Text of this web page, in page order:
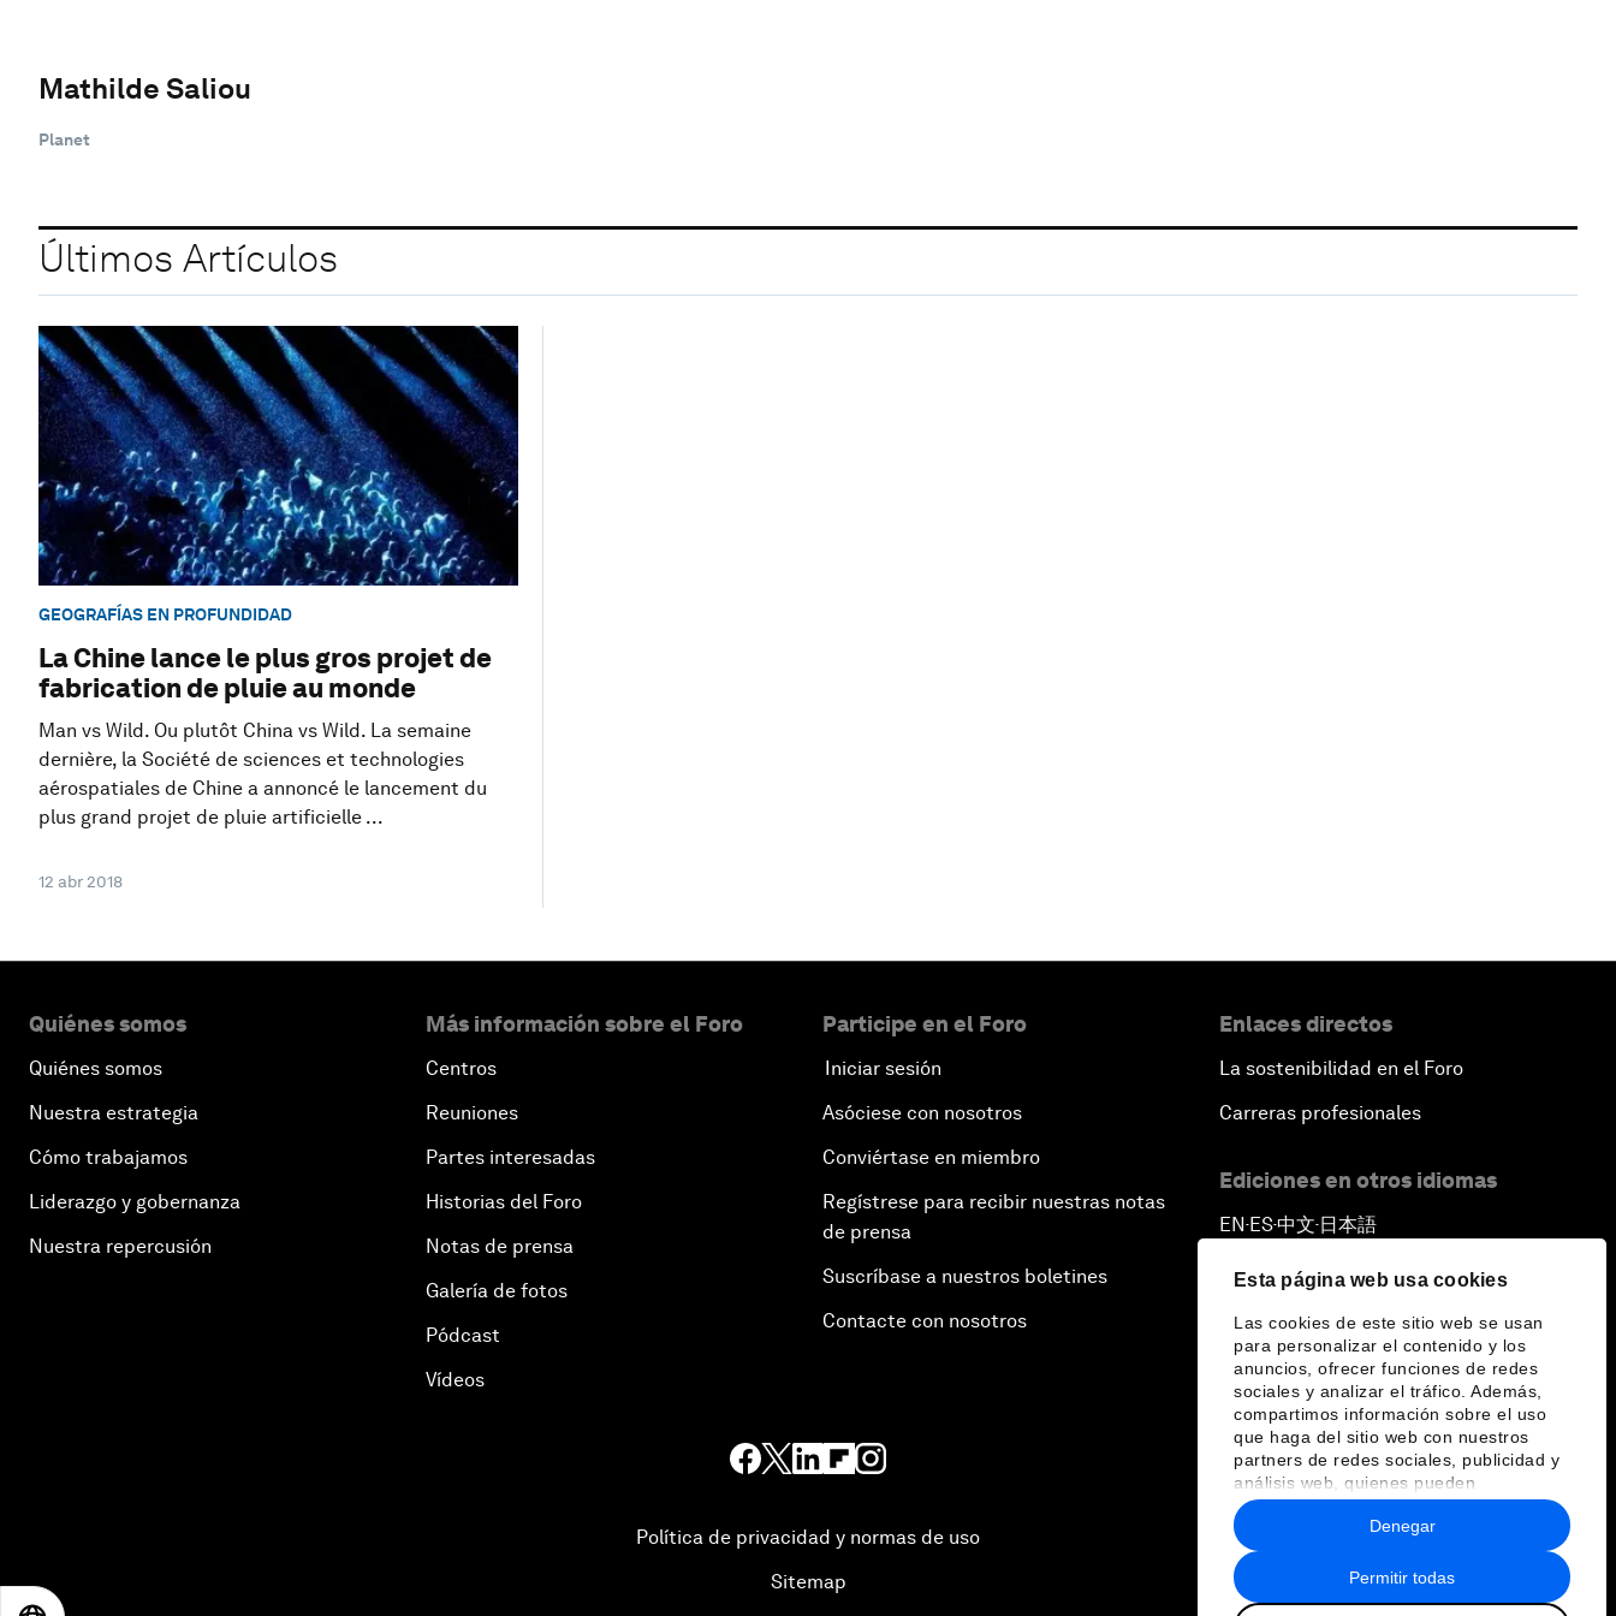
Esta página web usa cookies
Las cookies de este sitio web se usan
para personalizar el contenido y los
anuncios, ofrecer funciones de redes
sociales y analizar el tráfico. Además,
compartimos información sobre el uso
que haga del sitio web con nuestros
partners de redes sociales, publicidad y
análisis web, quienes pueden
combinarla con otra información que les
haya proporcionado o que hayan
recopilado a partir del uso que haya
hecho de sus servicios.
Permitir todas
Denegar
Mathilde Saliou
Planet
Últimos Artículos
GEOGRAFÍAS EN PROFUNDIDAD
La Chine lance le plus gros projet de
fabrication de pluie au monde
Man vs Wild. Ou plutôt China vs Wild. La semaine
dernière, la Société de sciences et technologies
aérospatiales de Chine a annoncé le lancement du
plus grand projet de pluie artificielle ...
12 abr 2018
Quiénes somos
Quiénes somos
Nuestra estrategia
Cómo trabajamos
Liderazgo y gobernanza
Nuestra repercusión
Más información sobre el Foro
Centros
Reuniones
Partes interesadas
Historias del Foro
Notas de prensa
Galería de fotos
Pódcast
Vídeos
Participe en el Foro
Iniciar sesión
Asóciese con nosotros
Conviértase en miembro
Regístrese para recibir nuestras notas
de prensa
Suscríbase a nuestros boletines
Contacte con nosotros
Enlaces directos
La sostenibilidad en el Foro
Carreras profesionales
Ediciones en otros idiomas
EN ▪ ES▪中文▪ 日本語
Política de privacidad y normas de uso
Sitemap